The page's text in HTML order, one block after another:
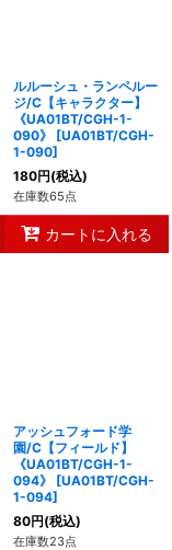
ルルーシュ・ランペルー
ジ/C【キャラクター】
《UA01BT/CGH-1-
090》
[UA01BT/CGH-
1-090]
180円(税込)
在庫数65点
カートに入れる
アッシュフォード学
園/C【フィールド】
《UA01BT/CGH-1-
094》
[UA01BT/CGH-
1-094]
80円(税込)
在庫数23点